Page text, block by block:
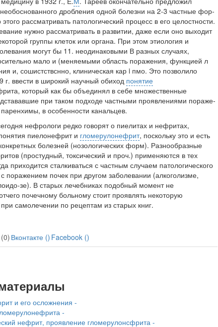
необо­снованного дробления одной болезни на 2-3 частные фор­
рассматривать патологический процесс в его целостности.
нужно рассматривать в развитии, даже если оно выходит
группы клеток или органа. При этом этиология и
могут бы 11. неодинаковыми В разных случаях,
мало и (меняемыми область пораже­ния, функцией л
и, сошистствснно, клини­ческая кар i пмо. Это позволило
г. ввести в ши­рокий научный обиход понятие
который как бы объединял в себе множественные
при таком подходе частными проявлениями пораже­
в особенности канальцев.
нефрологи редко говорят о пиелитах и нефритах,
пиелонефрит и гломерулонефрит, поскольку это и есть
бо­лезней (нозологических форм). Разнообразные
(простудный, токсический и проч.) применяются в тех
приходится сталкиваться с частным случаем патологического
поражением почек при другом заболевании (алкоголизме,
зе). В старых лечебниках подобный момент не
почечному больному стоит проявлять некоторую
самолечении по рецептам из старых книг.
Вконтакте () Facebook ()
и его осложнения -
-
нефрит, проявление гломерулонсфрита -